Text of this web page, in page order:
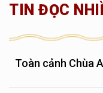
TIN ĐỌC
Toàn cảnh Chùa